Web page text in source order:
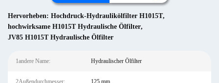
Hervorheben: Hochdruck-Hydraulikölfilter H1015T,
hochwirksame H1015T Hydraulische Ölfilter,
JV85 H1015T Hydraulische Ölfilter
1andere Name: Hydraulischer Ölfilter
2Außendurchmesser: 125 mm